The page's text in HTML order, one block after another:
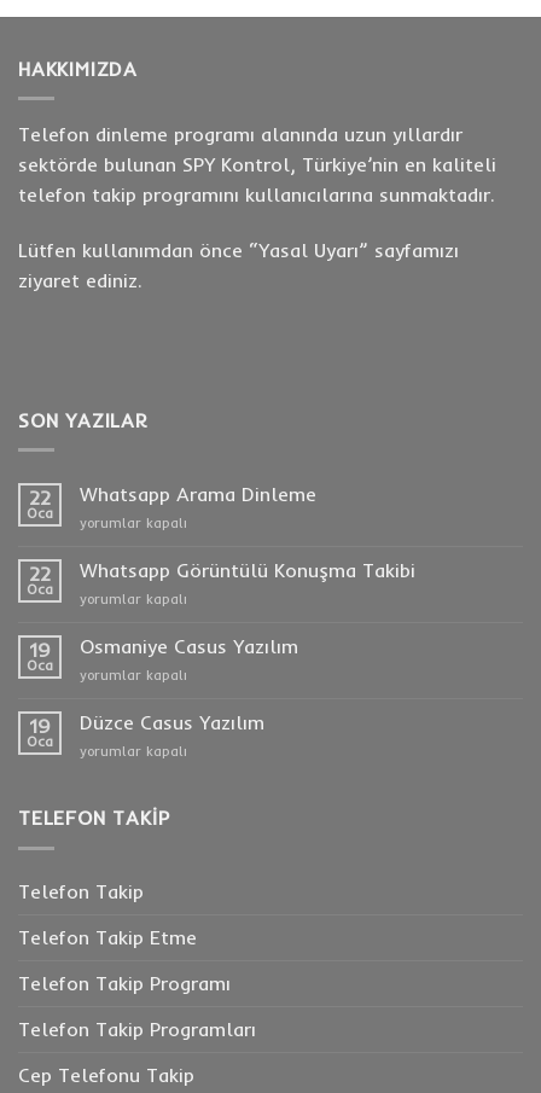
HAKKIMIZDA
Telefon dinleme programı alanında uzun yıllardır
sektörde bulunan SPY Kontrol, Türkiye’nin en kaliteli
telefon takip programını kullanıcılarına sunmaktadır.
Lütfen kullanımdan önce “Yasal Uyarı” sayfamızı
ziyaret ediniz.
SON YAZILAR
22
Oca
Whatsapp Arama Dinleme
Whatsapp
Dinleme
yorumlar kapalı
22
Oca
Whatsapp Görüntülü Konuşma Takibi
Whatsapp
Konuşma
için
yorumlar kapalı
19
Oca
Osmaniye Casus Yazılım
Osmaniye
Yazılım
yorumlar kapalı
19
Oca
Düzce Casus Yazılım
Düzce
için
yorumlar kapalı
TELEFON TAKIP
Telefon Takip
Telefon Takip Etme
Telefon Takip Programı
Telefon Takip Programları
Cep Telefonu Takip